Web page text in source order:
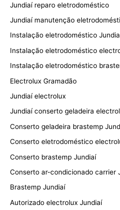
Jundiaí reparo eletrodoméstico
Jundiaí manutenção
Instalação eletrodoméstico
Instalação eletrodoméstico
Instalação eletrodoméstico
Electrolux Gramadão
Jundiaí electrolux
Jundiaí conserto geladeira
Conserto geladeira brastemp
Conserto eletrodoméstico
Conserto brastemp Jundiaí
Conserto ar-condicionado carrier
Brastemp Jundiaí
Autorizado electrolux Jundiaí